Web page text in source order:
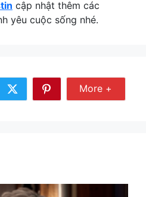
cập nhật thêm các
yêu cuộc sống nhé.
Share
Share
More +